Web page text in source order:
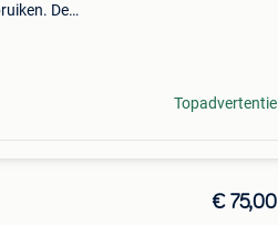
De
Topadvertentie
€ 75,00